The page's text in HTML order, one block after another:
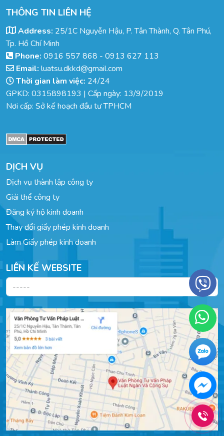
THÔNG TIN LIÊN HỆ
Address: 25/1C Nguyễn Hậu, P. Tân Thành, Q. Tân Phú,
Tp. Hồ Chí Minh
Phone: 0916 557 868 - 0913 627 113
Email: luatsu.dkkd@gmail.com
Thời gian làm việc: 24/24
GPKD: 0315898193 | Cấp ngày: 13/9/2019
Nơi cấp: Sở kế hoạch đầu tư TPHCM
DỊCH VỤ
Dịch vụ thành lập công ty
Giải thể công ty
Đăng ký hộ kinh doanh
Thay đổi giấy phép kinh doanh
Làm Giấy phép kinh doanh
LIÊN KẾ WEBSITE